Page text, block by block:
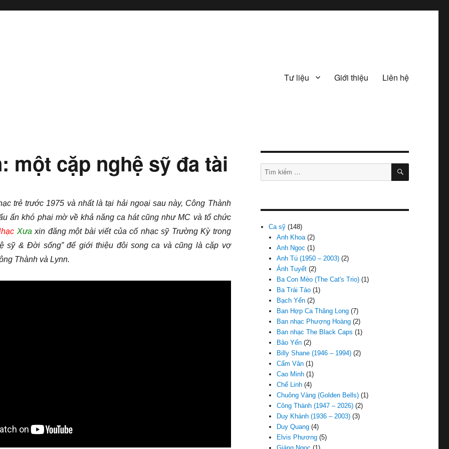
Tư liệu Giới thiệu Liên hệ
một cặp nghệ sỹ đa tài
trẻ trước 1975 và nhất là tại hải ngoại sau này, Công Thành
ấn khó phai mờ về khả năng ca hát cũng như MC và tổ chức
Xưa xin đăng một bài viết của cố nhạc sỹ Trường Kỳ trong
sỹ & Đời sống” để giới thiệu đôi song ca và cũng là cặp vợ
Thành và Lynn.
Tìm
kiếm:
TÌM
Ca sỹ (148)
Anh Khoa(2)
Anh Ngọc (1)
Anh Tú (1950 – 2003) (2)
Ánh Tuyết (2)
Ba Con Mèo (The Cat's Trio) (1)
Ba Trái Táo (1)
Bạch Yến (2)
Ban Hợp Ca Thăng Long (7)
Ban nhạc Phượng Hoàng (2)
Ban nhạc The Black Caps (1)
Bảo Yến (2)
Billy Shane (1946 – 1994) (2)
Cẩm Vân (1)
Cao Minh (1)
Chế Linh (4)
Chuông Vàng (Golden Bells) (1)
Công Thành (1947 – 2026) (2)
Duy Khánh (1936 – 2003) (3)
Duy Quang (4)
Elvis Phương (5)